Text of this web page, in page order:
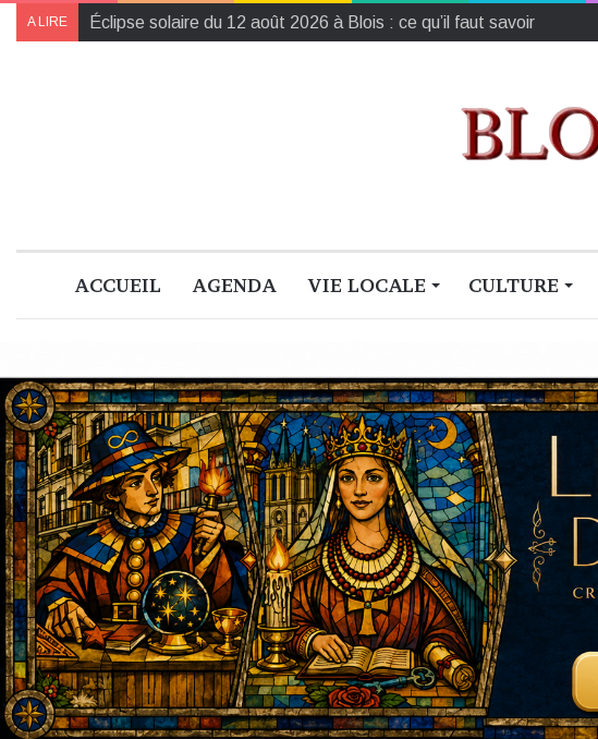
A LIRE L’Harmonie de la région Centre-Val de Loire championne du monde
ACCUEIL AGENDA VIE LOCALE CULTURE